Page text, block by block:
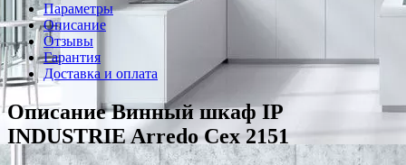
Параметры
Описание
Отзывы
Гарантия
Доставка и оплата
Описание Винный шкаф IP
INDUSTRIE Arredo Cex 2151